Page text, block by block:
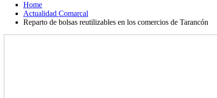
Home
Actualidad Comarcal
Reparto de bolsas reutilizables en los comercios de Tarancón